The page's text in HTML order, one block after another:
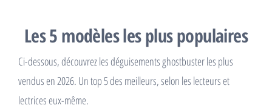
Les 5 modèles les plus populaires
Ci-dessous, découvrez les déguisements ghostbuster les plus
vendus en 2026. Un top 5 des meilleurs, selon les lecteurs et
lectrices eux-même.